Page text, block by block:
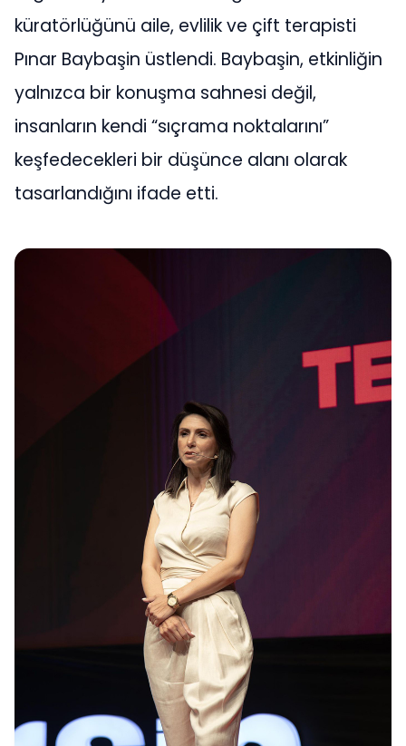
küratörlüğünü aile, evlilik ve çift terapisti
Pınar Baybaşin üstlendi. Baybaşin, etkinliğin
yalnızca bir konuşma sahnesi değil,
insanların kendi “sıçrama noktalarını”
keşfedecekleri bir düşünce alanı olarak
tasarlandığını ifade etti.